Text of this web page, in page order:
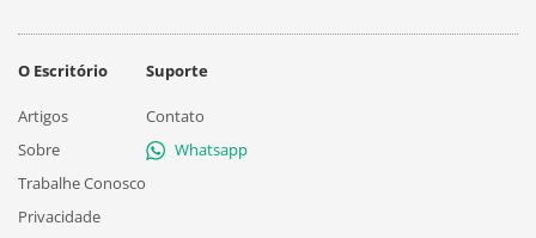
O Escritório
Artigos
Sobre
Trabalhe Conosco
Privacidade
Suporte
Contato
Whatsapp